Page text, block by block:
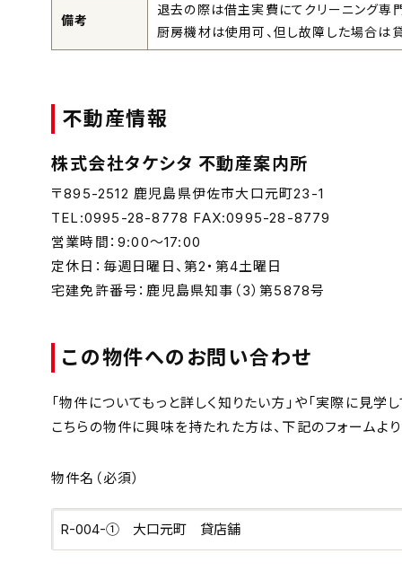
備考
退去の際は借主実費にてクリーニング専
厨房機材は使用可、但し故障した場合は
不動産情報
株式会社タケシタ 不動産案内所
〒895-2512 鹿児島県伊佐市大口元町23-1
TEL:0995-28-8778 FAX:0995-28-8779
営業時間：9:00～17:00
定休日：毎週日曜日、第2・第4土曜日
宅建免許番号：鹿児島県知事（3）第5878号
この物件へのお問い合わせ
「物件についてもっと詳しく知りたい方」や「実際に見学
こちらの物件に興味を持たれた方は、下記のフォームよ
物件名 （必須）